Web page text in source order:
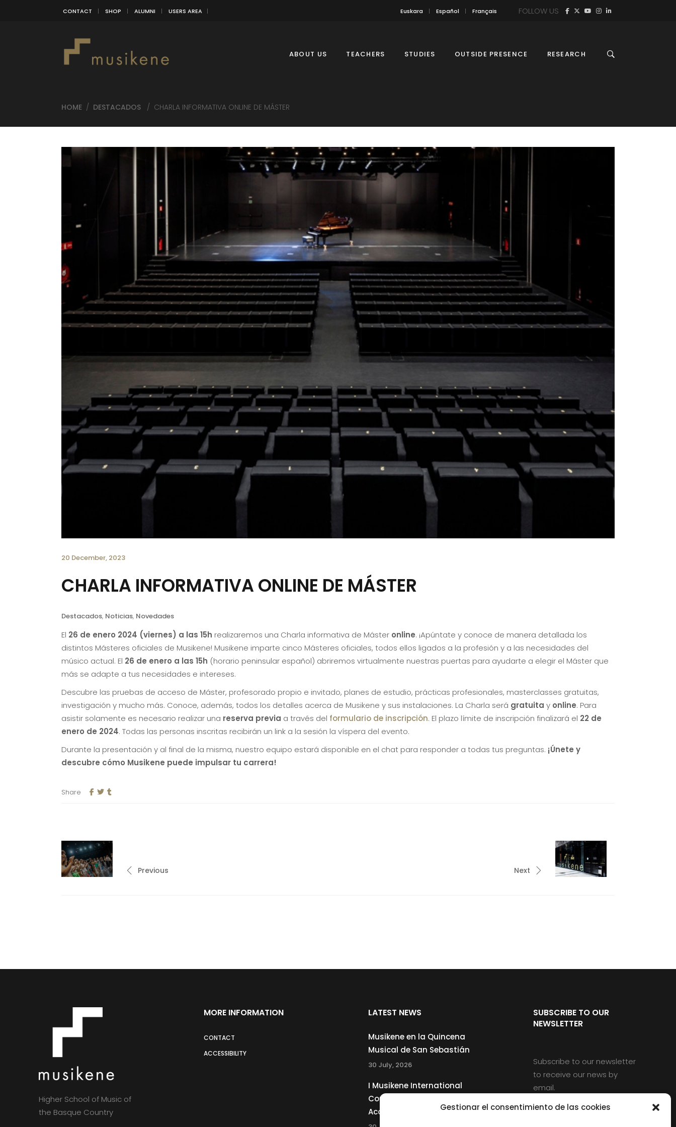
Gestionar el consentimiento de las cookies
CONTACT SHOP ALUMNI USERS AREA Euskara Español Français FOLLOW US
ABOUT US TEACHERS STUDIES OUTSIDE PRESENCE RESEARCH
HOME / DESTACADOS / CHARLA INFORMATIVA ONLINE DE MÁSTER
20 December, 2023
CHARLA INFORMATIVA ONLINE DE MÁSTER
Destacados, Noticias, Novedades
El 26 de enero 2024 (viernes) a las 15h realizaremos una Charla informativa de Máster online. ¡Apúntate y conoce de manera detallada los
distintos Másteres oficiales de Musikene! Musikene imparte cinco Másteres oficiales, todos ellos ligados a la profesión y a las necesidades del
músico actual. El 26 de enero a las 15h (horario peninsular español) abriremos virtualmente nuestras puertas para ayudarte a elegir el Máster que
más se adapte a tus necesidades e intereses.
Descubre las pruebas de acceso de Máster, profesorado propio e invitado, planes de estudio, prácticas profesionales, masterclasses gratuitas,
investigación y mucho más. Conoce, además, todos los detalles acerca de Musikene y sus instalaciones. La Charla será gratuita y online. Para
asistir solamente es necesario realizar una reserva previa a través del formulario de inscripción. El plazo límite de inscripción finalizará el 22 de
enero de 2024. Todas las personas inscritas recibirán un link a la sesión la víspera del evento.
Durante la presentación y al final de la misma, nuestro equipo estará disponible en el chat para responder a todas tus preguntas. ¡Únete y
descubre cómo Musikene puede impulsar tu carrera!
Share
Previous Next
Higher School of Music of
the Basque Country
MORE INFORMATION
CONTACT
ACCESSIBILITY
LATEST NEWS
Musikene en la Quincena
Musical de San Sebastián
30 July, 2026
I Musikene International
Competition for Young
Accordionists
SUBSCRIBE TO OUR
NEWSLETTER
Subscribe to our newsletter
to receive our news by
email.